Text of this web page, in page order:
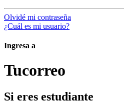
Olvidé mi contraseña
¿Cuál es mi usuario?
Ingresa a
Tucorreo
Si eres estudiante